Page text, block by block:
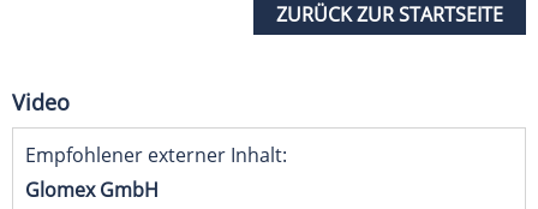
ZURÜCK ZUR STARTSEITE
Video
Empfohlener externer Inhalt:
Glomex GmbH